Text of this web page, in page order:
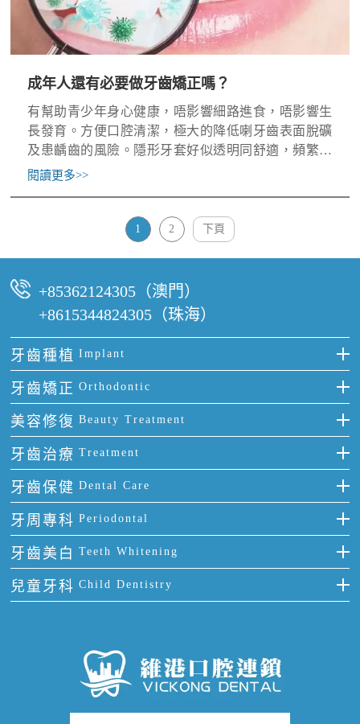
成年人還有必要做牙齒矯正嗎？
有幫助青少年身心健康，唔影響細路進食，唔影響生
長發育。方便口腔清潔，極大的降低喇牙齒表面脫礦
及患齲齒的風險。隱形牙套好似透明同舒適，頻繁見
醫生嘅次數少，基本上唔影響學習時間。
閱讀更多>>
1 2 下頁
+85362124305（澳門）
+8615344824305（珠海）
牙齒種植 Implant
種牙
單顆牙缺失
多顆牙缺失
半口缺失
全口缺失
牙齒矯正 Orthodontic
隱形箍牙
前牙反頜
牙齒前突
牙齒稀疏
美容修復 Beauty Treatment
全瓷牙
烤瓷牙
四環素牙
活動假牙
牙貼面
牙齒治療 Treatment
補牙
智齒
拔牙
牙痛
牙齒保健 Dental Care
正確刷牙
全國愛牙日
牙科通識
牙周專科 Periodontal
牙周炎
牙齦出血
牙齒美白 Teeth Whitening
冷光美白
兒童牙科 Child Dentistry